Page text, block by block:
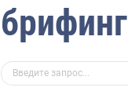
брифинг